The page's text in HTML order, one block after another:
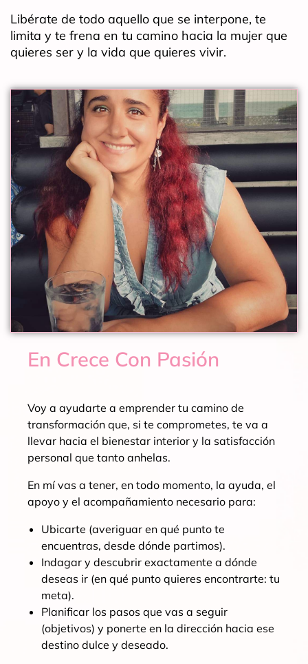
Libérate de todo aquello que se interpone, te
limita y te frena en tu camino hacia la mujer que
quieres ser y la vida que quieres vivir.
En Crece Con Pasión
Voy a ayudarte a emprender tu camino de
transformación que, si te comprometes, te va a
llevar hacia el bienestar interior y la satisfacción
personal que tanto anhelas.
En mí vas a tener, en todo momento, la ayuda, el
apoyo y el acompañamiento necesario para:
Ubicarte (averiguar en qué punto te
encuentras, desde dónde partimos).
Indagar y descubrir exactamente a dónde
deseas ir (en qué punto quieres encontrarte: tu
meta).
Planificar los pasos que vas a seguir
(objetivos) y ponerte en la dirección hacia ese
destino dulce y deseado.